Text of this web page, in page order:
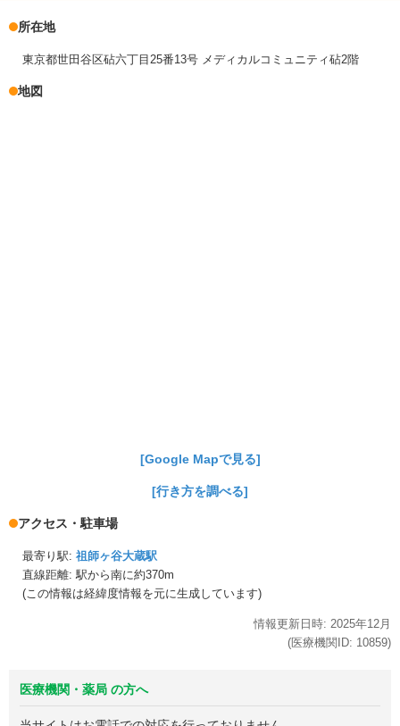
所在地
東京都世田谷区砧六丁目25番13号 メディカルコミュニティ砧2階
地図
[Google Mapで見る]
[行き方を調べる]
アクセス・駐車場
最寄り駅: 祖師ヶ谷大蔵駅
直線距離: 駅から南に約370m
(この情報は経緯度情報を元に生成しています)
情報更新日時: 2025年12月
(医療機関ID: 10859)
医療機関・薬局 の方へ